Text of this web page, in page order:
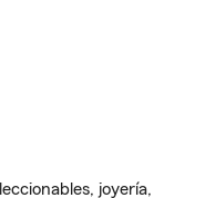
joyería,